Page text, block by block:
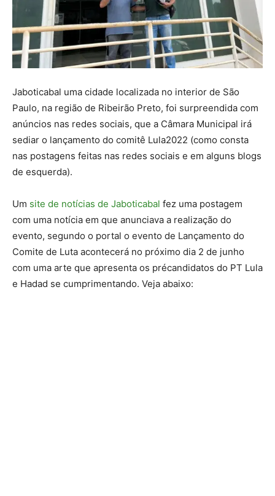
Jaboticabal uma cidade localizada no interior de São
Paulo, na região de Ribeirão Preto, foi surpreendida com
anúncios nas redes sociais, que a Câmara Municipal irá
sediar o lançamento do comitê Lula2022 (como consta
nas postagens feitas nas redes sociais e em alguns blogs
de esquerda).
Um site de notícias de Jaboticabal fez uma postagem
com uma notícia em que anunciava a realização do
evento, segundo o portal o evento de Lançamento do
Comite de Luta acontecerá no próximo dia 2 de junho
com uma arte que apresenta os précandidatos do PT Lula
e Hadad se cumprimentando. Veja abaixo: